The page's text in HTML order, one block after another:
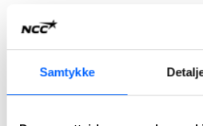
Samtykke
Studentsamskipnaden SiO